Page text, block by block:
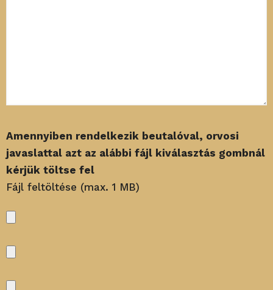
Amennyiben rendelkezik beutalóval, orvosi
javaslattal azt az alábbi fájl kiválasztás gombnál
kérjük töltse fel
Fájl feltöltése (max. 1 MB)